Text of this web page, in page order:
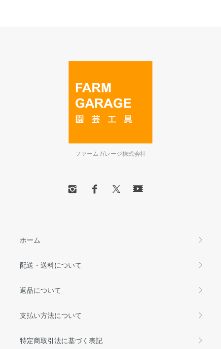
ファームガレージ株式会社
ホーム
配送・送料について
返品について
支払い方法について
特定商取引法に基づく表記